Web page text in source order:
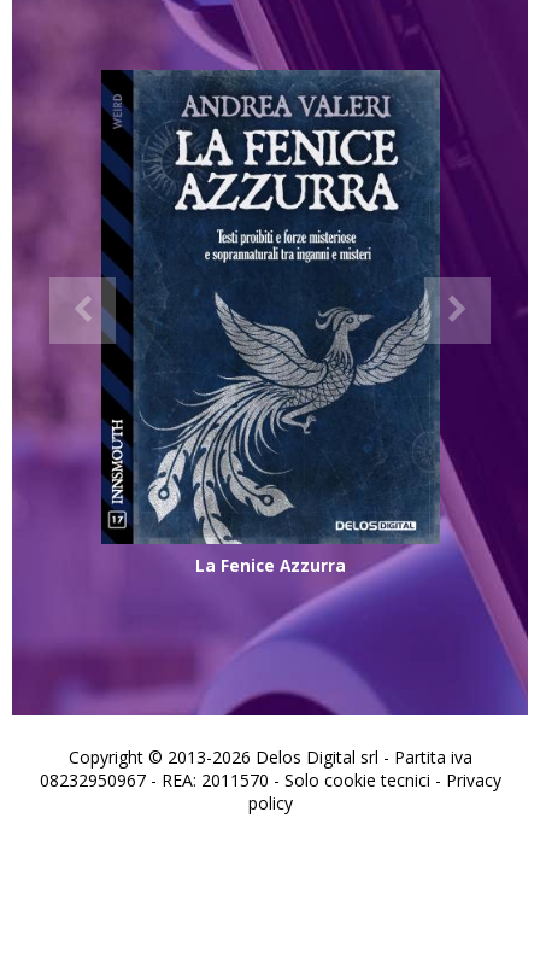
La Fenice Azzurra
Copyright © 2013-2026 Delos Digital srl - Partita iva
08232950967 - REA: 2011570 - Solo cookie tecnici - Privacy
policy